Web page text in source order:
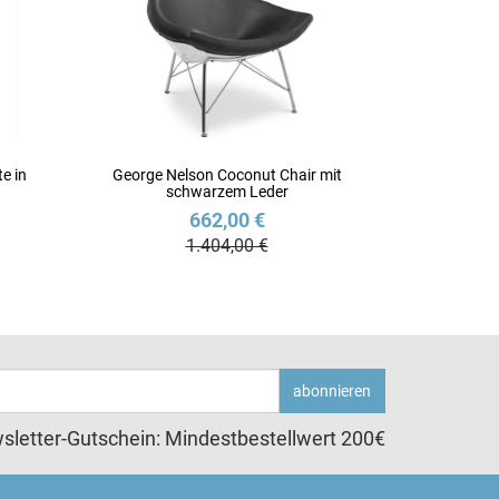
in
George Nelson Coconut Chair mit
schwarzem Leder
662,00 €
1.404,00 €
abonnieren
Gutschein: Mindestbestellwert 200€